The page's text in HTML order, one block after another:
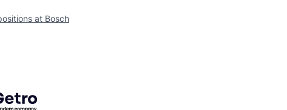
at Bosch
by Getro.com